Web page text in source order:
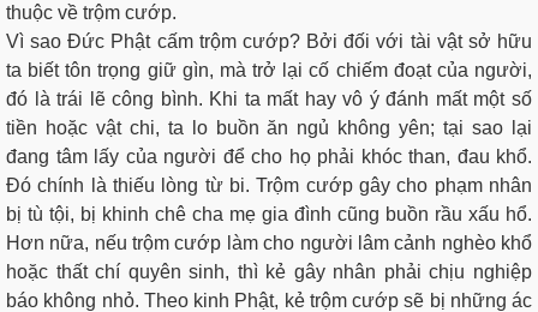
thuộc về trộm cướp.
Vì sao Đức Phật cấm trộm cướp? Bởi đối với tài vật sở hữu
ta biết tôn trọng giữ gìn, mà trở lại cố chiếm đoạt của người,
đó là trái lẽ công bình. Khi ta mất hay vô ý đánh mất một số
tiền hoặc vật chi, ta lo buồn ăn ngủ không yên; tại sao lại
đang tâm lấy của người để cho họ phải khóc than, đau khổ.
Ðó chính là thiếu lòng từ bi. Trộm cướp gây cho phạm nhân
bị tù tội, bị khinh chê cha mẹ gia đình cũng buồn rầu xấu hổ.
Hơn nữa, nếu trộm cướp làm cho người lâm cảnh nghèo khổ
hoặc thất chí quyên sinh, thì kẻ gây nhân phải chịu nghiệp
báo không nhỏ. Theo kinh Phật, kẻ trộm cướp sẽ bị những ác